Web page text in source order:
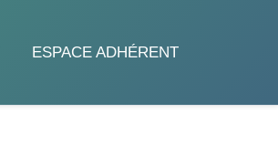
ESPACE ADHÉRENT